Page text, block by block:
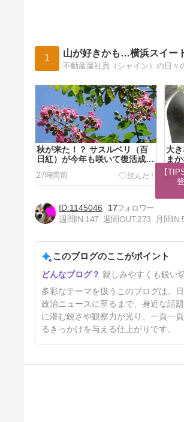
1 山が好きかも…横浜スイー
不動産屋社員（シャイン）の日々
秋が来た！？ サスルベリ（百
日紅）が今年も咲いて復活成功
ふ🎵
27時間前
大
ま
2日
暑くなってきた！ 朝散歩も早
足に
5日前
1145046
17
週間IN:147 週間OUT:273 月間IN:
このブログのここがポイント
親しみやすくも鋭い
多彩なテーマを扱うこのブログは、
政治ニュースに至るまで、身近な話
に潜む鋭さや観察力が光り、一頁一
るきっかけを与える仕上がりです。
【